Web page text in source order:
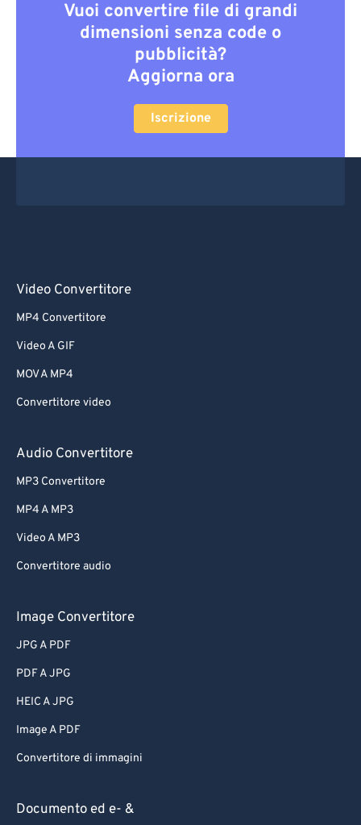
Vuoi convertire file di grandi
dimensioni senza code o
pubblicità?
Aggiorna ora
Iscrizione
Video Convertitore
MP4 Convertitore
Video A GIF
MOV A MP4
Convertitore video
Audio Convertitore
MP3 Convertitore
MP4 A MP3
Video A MP3
Convertitore audio
Image Convertitore
JPG A PDF
PDF A JPG
HEIC A JPG
Image A PDF
Convertitore di immagini
Documento ed e- &